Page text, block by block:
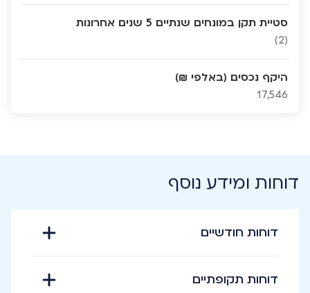
סטיית תקן במונחים שנתיים 5 שנים אחרונות
(2)
היקף נכסים (באלפי ₪)
17,546
דוחות ומידע נוסף
דוחות חודשיים
דוחות תקופתיים